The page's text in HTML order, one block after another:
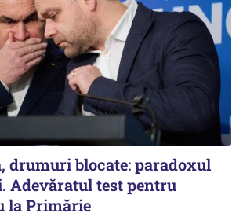
drumuri blocate: paradoxul
Adevăratul test pentru
la Primărie